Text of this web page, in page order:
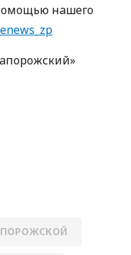
нaшегo